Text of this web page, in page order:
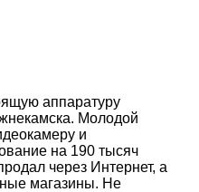
аппаратуру
Молодой
и
на 190 тысяч
через Интернет, а
магазины. Не